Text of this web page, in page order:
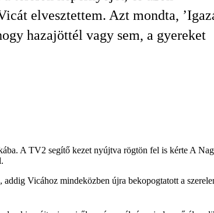
elvesztettem. Azt mondta,
hazajöttél vagy sem, a gyereket
A TV2 segítő kezet nyújtva rögtön fel is kérte A
addig Vicához mindeközben újra bekopogtatott a